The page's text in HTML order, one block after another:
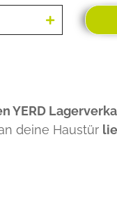
YERD
deine Haustür